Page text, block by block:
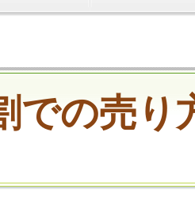
での売り